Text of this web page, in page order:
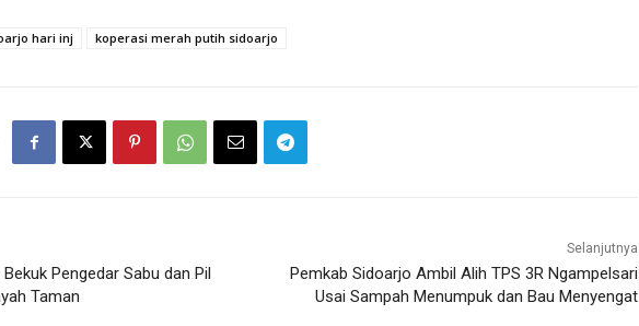
hari inj koperasi merah putih sidoarjo
Pengedar Sabu dan Pil
Taman
Selanjutnya
Pemkab Sidoarjo Ambil Alih TPS 3R Ngampelsari
Usai Sampah Menumpuk dan Bau Menyengat